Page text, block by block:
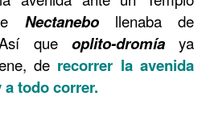
Nectanebollenaba de
que oplito-dromíaya
de recorrer la avenida
todo correr.